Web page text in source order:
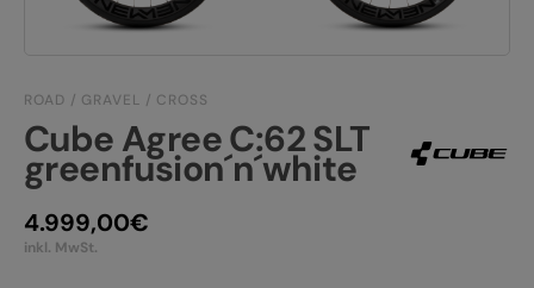
E-BIKE FULLY
E-BIKE TOUR
PRODUKTRÜCKRUFE
ROAD / GRAVEL / CROSS
Cube Agree C:62 SLT
greenfusion´n´white
4.999,00€
inkl. MwSt.